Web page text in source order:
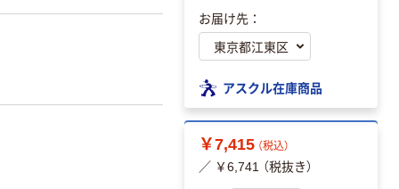
お届け先：
アスクル在庫商品
￥7,415 （税込）
／ ￥6,741 （税抜き）